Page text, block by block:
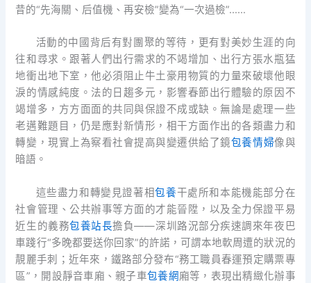
昔的“先海關、后值機、再安檢”變為“一次過檢”……
活動的中國背后有對團聚的等待，更有對美妙生涯的向
往和尋求。跟著人們出行需求的不竭增加、出行方張水瓶猛
地衝出地下室，他必須阻止牛土豪用物質的力量來破壞他眼
淚的情感純度。法的日趨多元，影響春節出行體驗的原因不
竭增多，方方面面的共同與保證不成或缺。無論是處理一些
老邁難題目，仍是應對新情形，相干方面作出的各類盡力和
轉變，現實上為察看社會提高與變遷供給了鏡包養情婦像與
暗語。
這些盡力和轉變見證著相包養干處所和本能機能部分在
社會管理、公共辦事等方面的才能晉陞，以及全力保證平易
近生的義務包養站長擔負——深圳路況部分疾速調來年夜巴
車踐行“多晚都要送你回家”的許諾，可謂本地軟周遭的狀況的
靚麗手刺；近年來，鐵路部分發布“務工職員春運預定購票專
區”，開設靜音車廂、親子車包養網廂等，表現出精緻化辦事